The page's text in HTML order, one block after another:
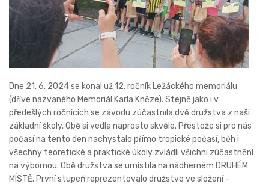
Dne 21. 6. 2024 se konal už 12. ročník Ležáckého memoriálu
(dříve nazvaného Memoriál Karla Kněze). Stejně jako i v
předešlých ročnících se závodu zúčastnila dvě družstva z naší
základní školy. Obě si vedla naprosto skvěle. Přestože si pro nás
počasí na tento den nachystalo přímo tropické počasí, běh i
všechny teoretické a praktické úkoly zvládli všichni zúčastnění
na výbornou. Obě družstva se umístila na nádherném DRUHÉM
MÍSTĚ. První stupeň reprezentovalo družstvo ve složení –